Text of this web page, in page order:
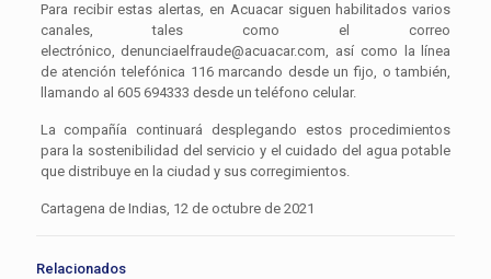
Para recibir estas alertas, en Acuacar siguen habilitados varios
canales, tales como el correo
electrónico, denunciaelfraude@acuacar.com, así como la línea
de atención telefónica 116 marcando desde un fijo, o también,
llamando al 605 694333 desde un teléfono celular.
La compañía continuará desplegando estos procedimientos
para la sostenibilidad del servicio y el cuidado del agua potable
que distribuye en la ciudad y sus corregimientos.
Cartagena de Indias, 12 de octubre de 2021
Relacionados